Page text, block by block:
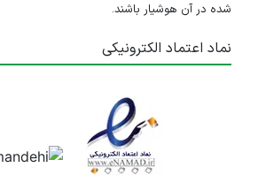
شده در آن هوشیار باشند.
نماد اعتماد الکترونیکی